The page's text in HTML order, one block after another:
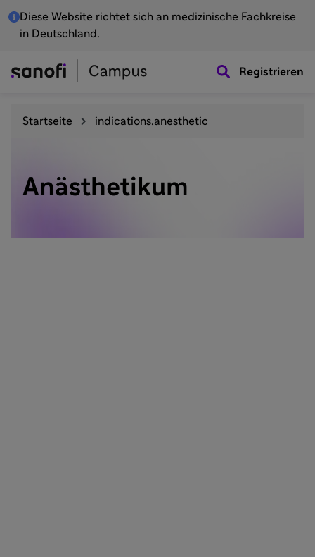
Diese Website richtet sich an medizinische Fachkreise
in Deutschland.
Registrieren
Startseite indications.anesthetic
Anästhetikum